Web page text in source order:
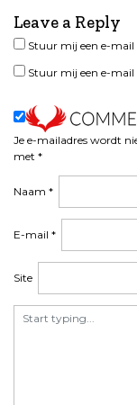
Leave a Reply
Je e-mailadres wordt
met *
Naam *
E-mail *
Site
Stuur mij een e-mail
Stuur mij een e-mail